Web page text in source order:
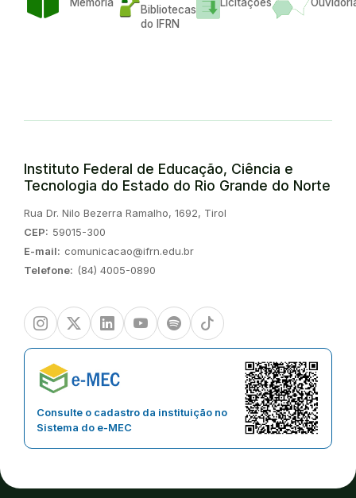
Bibliotecas
do IFRN
Instituto Federal de Educação, Ciência e
Tecnologia do Estado do Rio Grande do Norte
Endereço:
Rua Dr. Nilo Bezerra Ramalho, 1692, Tirol
CEP: 59015-300
E-mail: comunicacao@ifrn.edu.br
Telefone: (84) 4005-0890
InstagramTwitter/XLinkedinYoutubeSpotify TikTok
Consulte o cadastro da instituição no
Sistema do e-MEC